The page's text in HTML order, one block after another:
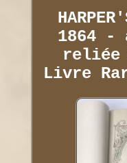
1864 -
Livre